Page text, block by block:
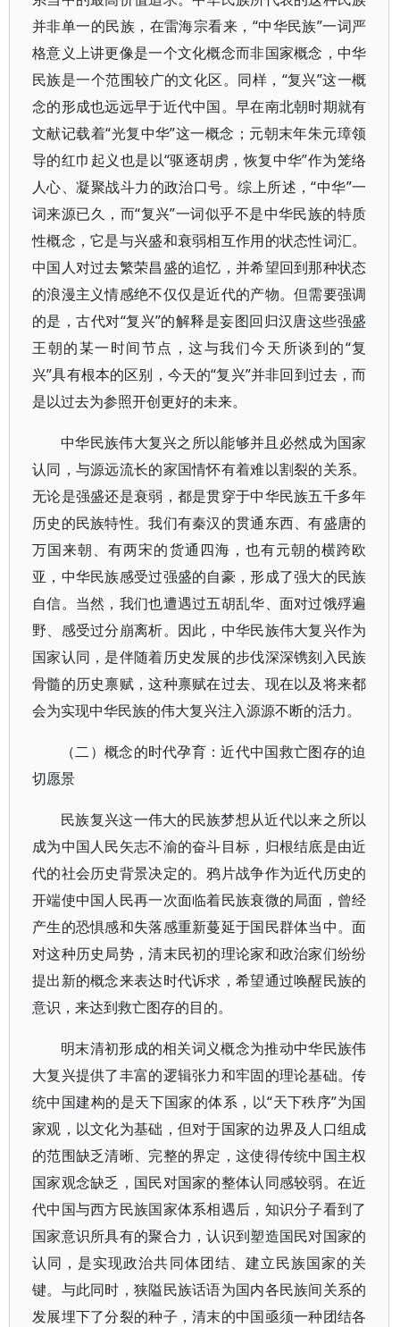
并非单一的民族，在雷海宗看来，“中华民族”一词严
格意义上讲更像是一个文化概念而非国家概念，中华
民族是一个范围较广的文化区。同样，“复兴”这一概
念的形成也远远早于近代中国。早在南北朝时期就有
文献记载着“光复中华”这一概念；元朝末年朱元璋领
导的红巾起义也是以“驱逐胡虏，恢复中华”作为笼络
人心、凝聚战斗力的政治口号。综上所述，“中华”一
词来源已久，而“复兴”一词似乎不是中华民族的特质
性概念，它是与兴盛和衰弱相互作用的状态性词汇。
中国人对过去繁荣昌盛的追忆，并希望回到那种状态
的浪漫主义情感绝不仅仅是近代的产物。但需要强调
的是，古代对“复兴”的解释是妄图回归汉唐这些强盛
王朝的某一时间节点，这与我们今天所谈到的“复
兴”具有根本的区别，今天的“复兴”并非回到过去，而
是以过去为参照开创更好的未来。
中华民族伟大复兴之所以能够并且必然成为国家
认同，与源远流长的家国情怀有着难以割裂的关系。
无论是强盛还是衰弱，都是贯穿于中华民族五千多年
历史的民族特性。我们有秦汉的贯通东西、有盛唐的
万国来朝、有两宋的货通四海，也有元朝的横跨欧
亚，中华民族感受过强盛的自豪，形成了强大的民族
自信。当然，我们也遭遇过五胡乱华、面对过饿殍遍
野、感受过分崩离析。因此，中华民族伟大复兴作为
国家认同，是伴随着历史发展的步伐深深镌刻入民族
骨髓的历史禀赋，这种禀赋在过去、现在以及将来都
会为实现中华民族的伟大复兴注入源源不断的活力。
（二）概念的时代孕育：近代中国救亡图存的迫
切愿景
民族复兴这一伟大的民族梦想从近代以来之所以
成为中国人民矢志不渝的奋斗目标，归根结底是由近
代的社会历史背景决定的。鸦片战争作为近代历史的
开端使中国人民再一次面临着民族衰微的局面，曾经
产生的恐惧感和失落感重新蔓延于国民群体当中。面
对这种历史局势，清末民初的理论家和政治家们纷纷
提出新的概念来表达时代诉求，希望通过唤醒民族的
意识，来达到救亡图存的目的。
明末清初形成的相关词义概念为推动中华民族伟
大复兴提供了丰富的逻辑张力和牢固的理论基础。传
统中国建构的是天下国家的体系，以“天下秩序”为国
家观，以文化为基础，但对于国家的边界及人口组成
的范围缺乏清晰、完整的界定，这使得传统中国主权
国家观念缺乏，国民对国家的整体认同感较弱。在近
代中国与西方民族国家体系相遇后，知识分子看到了
国家意识所具有的聚合力，认识到塑造国民对国家的
认同，是实现政治共同体团结、建立民族国家的关
键。与此同时，狭隘民族话语为国内各民族间关系的
发展埋下了分裂的种子，清末的中国亟须一种团结各